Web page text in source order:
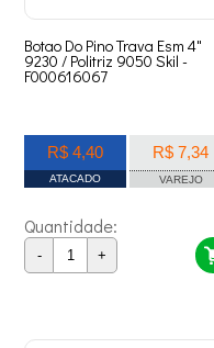
Botao Do Pino Trava Esm 4"
9230 / Politriz 9050 Skil -
F000616067
R$ 4,40
ATACADO
R$ 7,34
VAREJO
Quantidade:
- +